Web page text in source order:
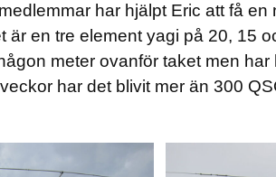
har hjälpt Eric att få en
är en tre element yagi på 20, 15
meter ovanför taket men har
har det blivit mer än 300